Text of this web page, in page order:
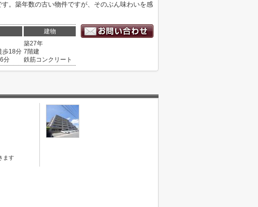
。築年数の古い物件ですが、そのぶん味わいを感
建物
歩18分
分
築27年
7階建
鉄筋コンクリート
ます